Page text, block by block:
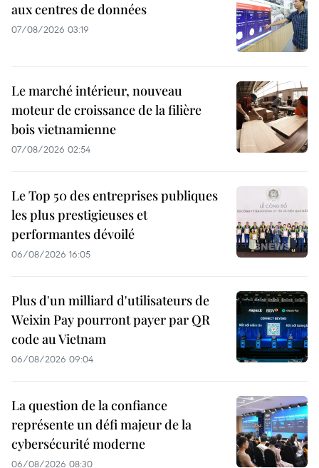
aux centres de données
07/08/2026 03:19
Le marché intérieur, nouveau
moteur de croissance de la filière
bois vietnamienne
07/08/2026 02:54
Le Top 50 des entreprises publiques
les plus prestigieuses et
performantes dévoilé
06/08/2026 16:05
Plus d'un milliard d'utilisateurs de
Weixin Pay pourront payer par QR
code au Vietnam
06/08/2026 09:04
La question de la confiance
représente un défi majeur de la
cybersécurité moderne
06/08/2026 08:30